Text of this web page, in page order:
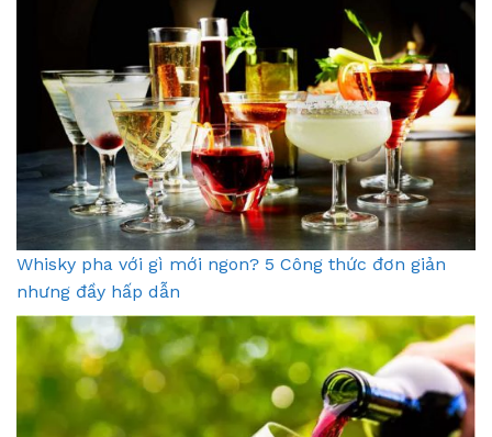
Whisky pha với gì mới ngon? 5 Công thức đơn giản
nhưng đầy hấp dẫn